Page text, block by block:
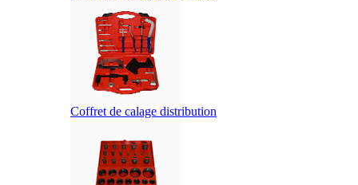
Coffret de calage distribution